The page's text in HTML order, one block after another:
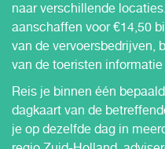
naar verschillende
aanschaffen voor €14,50
van de vervoersbedrijven,
van de toeristen informatie
Reis je binnen één
dagkaart van de
je op dezelfde dag in